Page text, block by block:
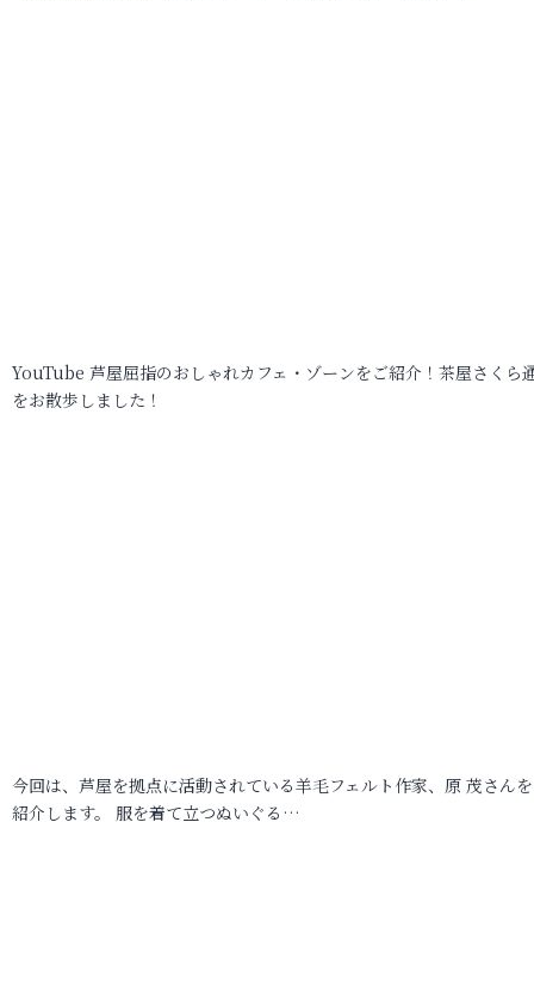
YouTube 芦屋屈指のおしゃれカフェ・ゾーンをご紹介！茶屋さくら
をお散歩しました！
今回は、芦屋を拠点に活動されている羊毛フェルト作家、原 茂さん
紹介します。 服を着て立つぬいぐる…